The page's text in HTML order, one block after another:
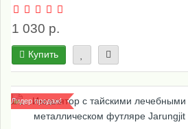
1 030 р.
Купить
Лидер продаж!